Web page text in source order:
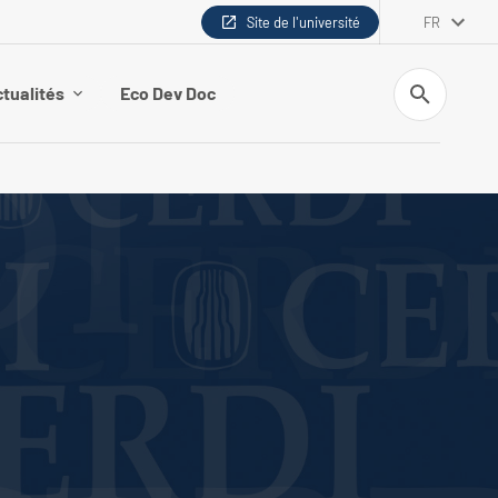
Site de l'université FR
Eco Dev Doc
Recherche